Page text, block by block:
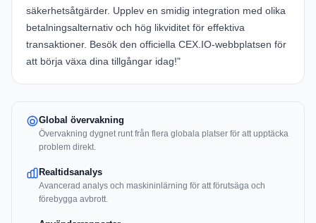
säkerhetsåtgärder. Upplev en smidig integration med olika
betalningsalternativ och hög likviditet för effektiva
transaktioner. Besök den officiella CEX.IO-webbplatsen för
att börja växa dina tillgångar idag!"
Global övervakning
Övervakning dygnet runt från flera globala platser för att upptäcka
problem direkt.
Realtidsanalys
Avancerad analys och maskininlärning för att förutsäga och
förebygga avbrott.